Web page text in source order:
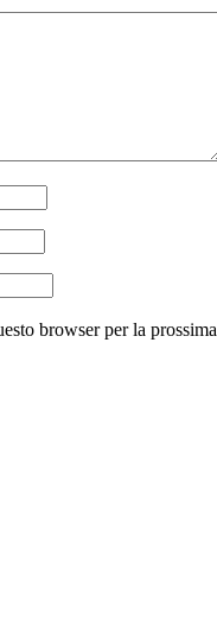
browser per la